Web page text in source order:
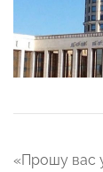
«Прошу вас